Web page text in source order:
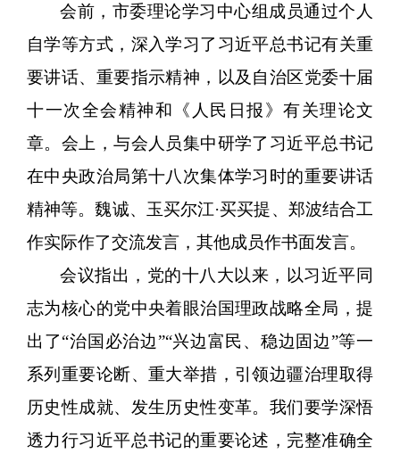
会前，市委理论学习中心组成员通过个人
自学等方式，深入学习了习近平总书记有关重
要讲话、重要指示精神，以及自治区党委十届
十一次全会精神和《人民日报》有关理论文
章。会上，与会人员集中研学了习近平总书记
在中央政治局第十八次集体学习时的重要讲话
精神等。魏诚、玉买尔江·买买提、郑波结合工
作实际作了交流发言，其他成员作书面发言。
会议指出，党的十八大以来，以习近平同
志为核心的党中央着眼治国理政战略全局，提
出了“治国必治边”“兴边富民、稳边固边”等一
系列重要论断、重大举措，引领边疆治理取得
历史性成就、发生历史性变革。我们要学深悟
透力行习近平总书记的重要论述，完整准确全